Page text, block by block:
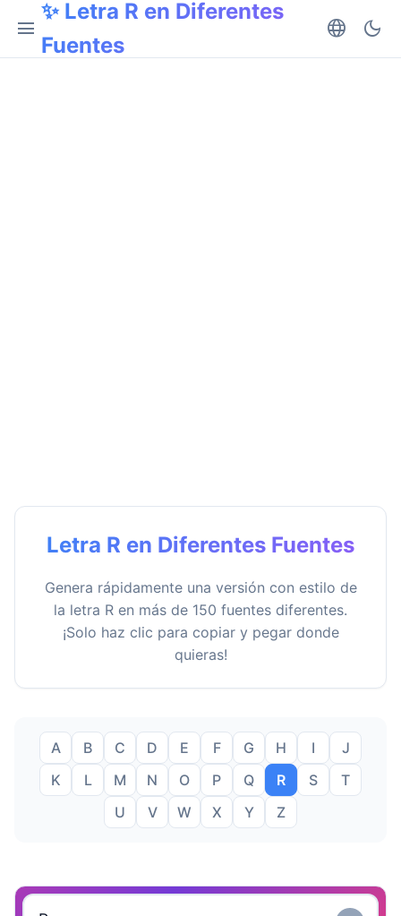
menu
✨ Letra R en Diferentes
Fuentes
language dark_mode
Letra R en Diferentes Fuentes
Genera rápidamente una versión con estilo de
la letra R en más de 150 fuentes diferentes.
¡Solo haz clic para copiar y pegar donde
quieras!
A B C D E F G H I
J
K
L M N O P Q R S
T
U
V W X Y Z